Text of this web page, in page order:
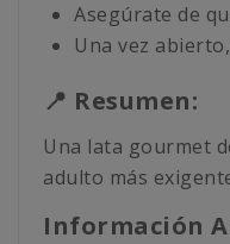
Asegúrate de
Una vez
📍 Resumen:
Una lata gourmet
adulto más
Información